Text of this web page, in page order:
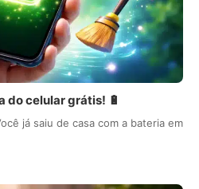
do celular grátis! 🔋
já saiu de casa com a bateria em